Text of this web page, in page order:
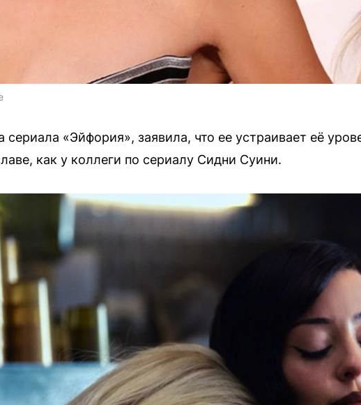
сериала «Эйфория», заявила, что ее устраивает её
как у коллеги по сериалу Сидни Суини.